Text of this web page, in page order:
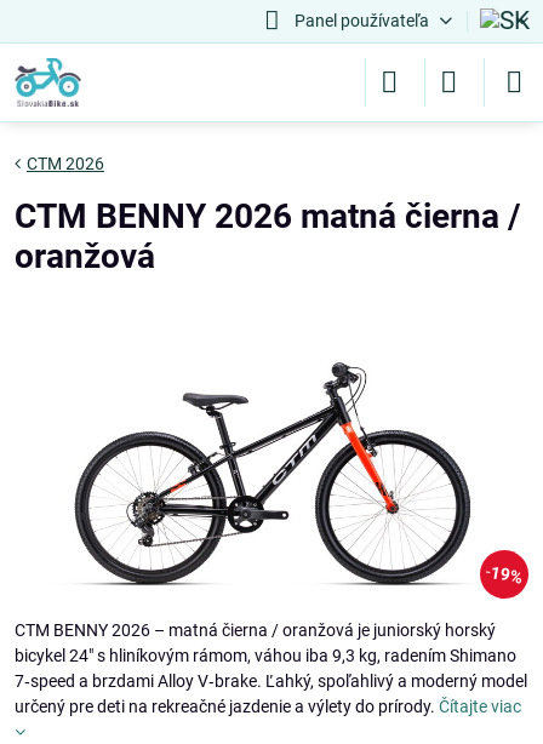
Panel používateľa
19%
CTM 2026
CTM BENNY 2026 matná čierna /
oranžová
CTM BENNY 2026 – matná čierna / oranžová je juniorský horský
bicykel 24" s hliníkovým rámom, váhou iba 9,3 kg, radením Shimano
7‑speed a brzdami Alloy V‑brake. Ľahký, spoľahlivý a moderný model
určený pre deti na rekreačné jazdenie a výlety do prírody. Čítajte viac